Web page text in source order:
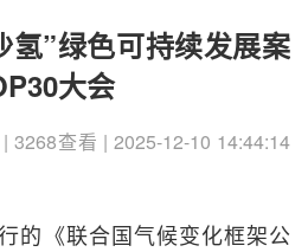
氢”绿色可持续发展案
大会
3268查看 | 2025-12-10 14:44:14
的《联合国气候变化框架公